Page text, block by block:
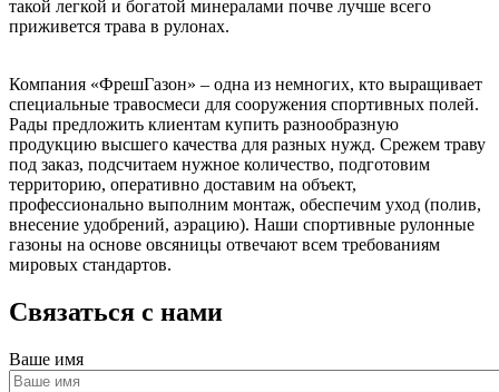
такой легкой и богатой минералами почве лучше всего
приживется трава в рулонах.
Компания «ФрешГазон» – одна из немногих, кто выращивает
специальные травосмеси для сооружения спортивных полей.
Рады предложить клиентам купить разнообразную
продукцию высшего качества для разных нужд. Срежем траву
под заказ, подсчитаем нужное количество, подготовим
территорию, оперативно доставим на объект,
профессионально выполним монтаж, обеспечим уход (полив,
внесение удобрений, аэрацию). Наши спортивные рулонные
газоны на основе овсяницы отвечают всем требованиям
мировых стандартов.
Связаться с нами
Ваше имя